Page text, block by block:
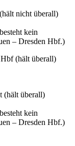
(hält nicht überall)
kein
– Dresden Hbf.)
Hbf (hält überall)
(hält überall)
kein
– Dresden Hbf.)